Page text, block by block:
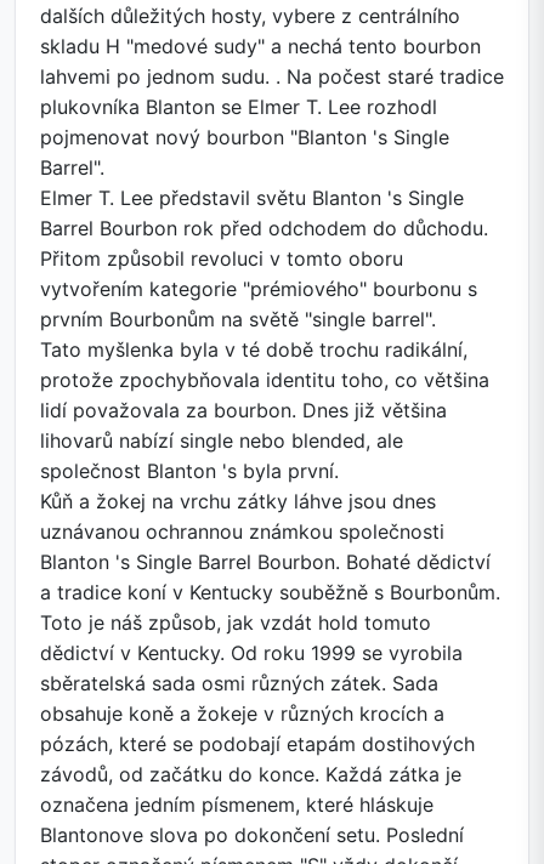
dalších důležitých hosty, vybere z centrálního
skladu H "medové sudy" a nechá tento bourbon
lahvemi po jednom sudu. . Na počest staré tradice
plukovníka Blanton se Elmer T. Lee rozhodl
pojmenovat nový bourbon "Blanton 's Single
Barrel".
Elmer T. Lee představil světu Blanton 's Single
Barrel Bourbon rok před odchodem do důchodu.
Přitom způsobil revoluci v tomto oboru
vytvořením kategorie "prémiového" bourbonu s
prvním Bourbonům na světě "single barrel".
Tato myšlenka byla v té době trochu radikální,
protože zpochybňovala identitu toho, co většina
lidí považovala za bourbon. Dnes již většina
lihovarů nabízí single nebo blended, ale
společnost Blanton 's byla první.
Kůň a žokej na vrchu zátky láhve jsou dnes
uznávanou ochrannou známkou společnosti
Blanton 's Single Barrel Bourbon. Bohaté dědictví
a tradice koní v Kentucky souběžně s Bourbonům.
Toto je náš způsob, jak vzdát hold tomuto
dědictví v Kentucky. Od roku 1999 se vyrobila
sběratelská sada osmi různých zátek. Sada
obsahuje koně a žokeje v různých krocích a
pózách, které se podobají etapám dostihových
závodů, od začátku do konce. Každá zátka je
označena jedním písmenem, které hláskuje
Blantonove slova po dokončení setu. Poslední